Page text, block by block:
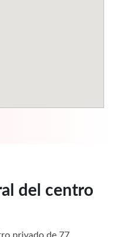
del centro